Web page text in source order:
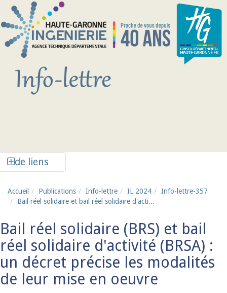
Aller au contenu principal
de liens
Accueil Publications Info-lettre IL 2024
Info-lettre-357
Bail réel solidaire et bail réel solidaire d'acti...
Bail réel solidaire (BRS) et bail
réel solidaire d'activité (BRSA) :
un décret précise les modalités
de leur mise en oeuvre